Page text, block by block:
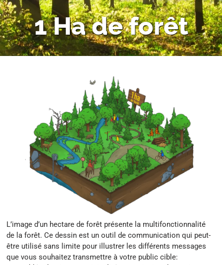
1 Ha de forêt
L’image d’un hectare de forêt présente la multifonctionnalité
de la forêt. Ce dessin est un outil de communication qui peut-
être utilisé sans limite pour illustrer les différents messages
que vous souhaitez transmettre à votre public cible: